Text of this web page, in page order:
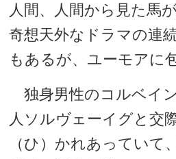
人間、人間から見た馬
奇想天外なドラマの連
もあるが、ユーモアに
独身男性のコルベイ
人ソルヴェーイグと交
（ひ）かれあっていて